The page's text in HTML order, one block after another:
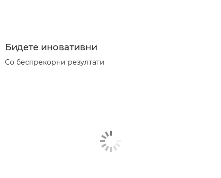
Бидете иновативни
Со беспрекорни резултати